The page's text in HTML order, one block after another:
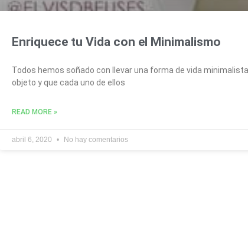
Enriquece tu Vida con el Minimalismo
Todos hemos soñado con llevar una forma de vida
objeto y que cada uno de ellos
READ MORE »
abril 6, 2020 No hay comentarios